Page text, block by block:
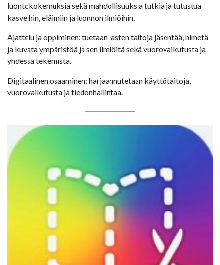
luontokokemuksia sekä mahdollisuuksia tutkia ja tutustua
kasveihin, eläimiin ja luonnon ilmiöihin.
Ajattelu ja oppiminen: tuetaan lasten taitoja jäsentää, nimetä
ja kuvata ympäristöä ja sen ilmiöitä sekä vuorovaikutusta ja
yhdessä tekemistä.
Digitaalinen osaaminen: harjaannutetaan käyttötaitoja,
vuorovaikutusta ja tiedonhallintaa.